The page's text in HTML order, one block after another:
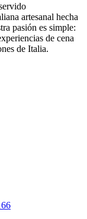
artesanal hecha
pasión es simple:
de cena
de Italia.